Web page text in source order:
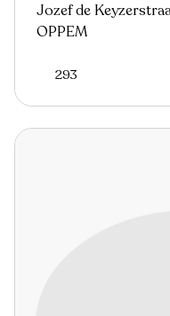
Jozef de
OPPEM
293